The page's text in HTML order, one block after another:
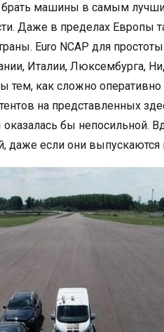
брать машины в самым
Даже в пределах Европы
Euro NCAP для
Италии, Люксембурга,
тем, как сложно
на представленных
бы непосильной.
если они выпускаются